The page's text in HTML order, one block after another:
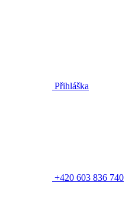
Přihláška
+420 603 836 740